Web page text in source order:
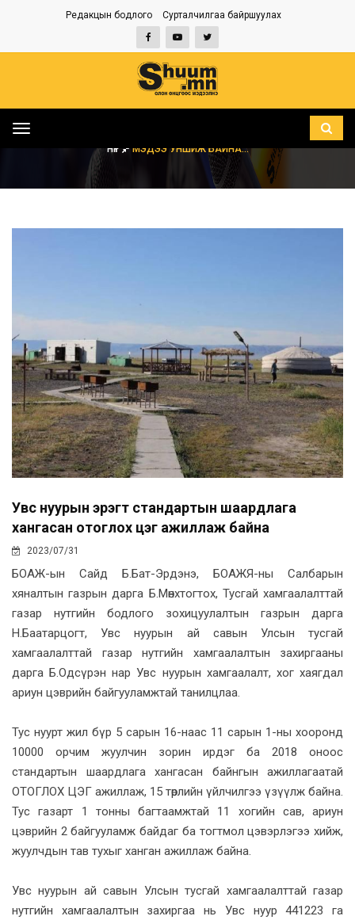
Редакцын бодлого Сурталчилгаа байршуулах
Toggle
НҮҮР МЭДЭЭ УНШИЖ БАЙНА...
Увс нуурын эрэгт стандартын шаардлага
хангасан отоглох цэг ажиллаж байна
2023/07/31
БОАЖ-ын Сайд Б.Бат-Эрдэнэ, БОАЖЯ-ны Салбарын
хяналтын газрын дарга Б.Мөнхтогтох, Тусгай хамгаалалттай
газар нутгийн бодлого зохицуулалтын газрын дарга
Н.Баатарцогт, Увс нуурын ай савын Улсын тусгай
хамгаалалттай газар нутгийн хамгаалалтын захиргааны
дарга Б.Одсүрэн нар Увс нуурын хамгаалалт, хог хаягдал
ариун цэврийн байгууламжтай танилцлаа.
Тус нуурт жил бүр 5 сарын 16-наас 11 сарын 1-ны хооронд
10000 орчим жуулчин зорин ирдэг ба 2018 оноос
стандартын шаардлага хангасан байнгын ажиллагаатай
ОТОГЛОХ ЦЭГ ажиллаж, 15 төрлийн үйлчилгээ үзүүлж байна.
Тус газарт 1 тонны багтаамжтай 11 хогийн сав, ариун
цэврийн 2 байгууламж байдаг ба тогтмол цэвэрлэгээ хийж,
жуулчдын тав тухыг ханган ажиллаж байна.
Увс нуурын ай савын Улсын тусгай хамгаалалттай газар
нутгийн хамгаалалтын захиргаа нь Увс нуур 441223 га